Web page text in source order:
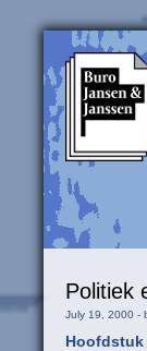
Politiek
July 19, 2000 -
Hoofdstuk